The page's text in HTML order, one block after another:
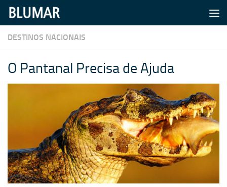
Skip to content
DESTINOS NACIONAIS
O Pantanal Precisa de Ajuda